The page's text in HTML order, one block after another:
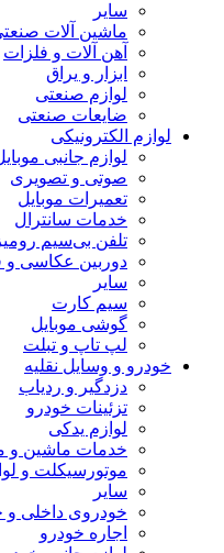
سایر
ماشین آلات
آهن آلات و فلزات
ابزار و یراق
لوازم صنعتی
ضایعات صنعتی
لوازم الکترونیکی
لوازم جانبی
صوتی و تصویری
تعمیرات موبایل
خدمات سانترال
تلفن بی‌سیم
دوربین عکاسی و
سایر
سیم کارت
گوشی موبایل
لپ تاپ و تبلت
خودرو و وسایل نقلیه
دزدگیر و ردیاب
تزئینات خودرو
لوازم یدکی
خدمات ماشین و
موتورسیکلت و
سایر
خودروی داخلی و
اجاره خودرو